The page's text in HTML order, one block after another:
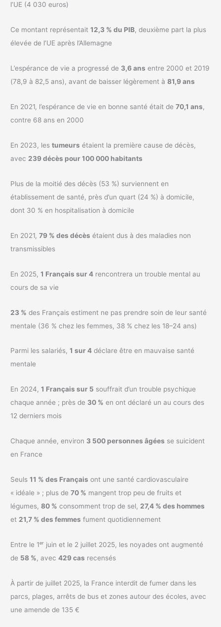
l’UE (4 030 euros)
Ce montant représentait12,3 % du PIB, deuxième part la plus
élevée de l’UE après l’Allemagne
L’espérance de vie a progressé de 3,6 ans entre 2000 et 2019
(78,9 à 82,5 ans), avant de baisser légèrement à81,9 ans
En 2021, l’espérance de vie en bonne santé était de70,1 ans,
contre 68 ans en 2000
En 2023, lestumeurs étaient la première cause de décès,
avec 239 décès pour 100 000 habitants
Plus de la moitié des décès (53 %) surviennent en
établissement de santé, près d’un quart (24 %) à domicile,
dont 30 % en hospitalisation à domicile
En 2021,79 % des décès étaient dus à des maladies non
transmissibles
En 2025,1 Français sur 4 rencontrera un trouble mental au
cours de sa vie
23 % des Français estiment ne pas prendre soin de leur santé
mentale (36 % chez les femmes, 38 % chez les 18–24 ans)
Parmi les salariés,1 sur 4 déclare être en mauvaise santé
mentale
En 2024,1 Français sur 5 souffrait d’un trouble psychique
chaque année ; près de 30 % en ont déclaré un au cours des
12 derniers mois
Chaque année, environ 3 500 personnes âgées se suicident
en France
Seuls11 % des Français ont une santé cardiovasculaire
« idéale » ; plus de70 % mangent trop peu de fruits et
légumes,80 % consomment trop de sel, 27,4 % des hommes
et 21,7 % des femmes fument quotidiennement
Entre le 1ᵉʳ juin et le 2 juillet 2025, les noyades ont augmenté
de 58 %, avec429 cas recensés
À partir de juillet 2025, la France interdit de fumer dans les
parcs, plages, arrêts de bus et zones autour des écoles, avec
une amende de 135 €